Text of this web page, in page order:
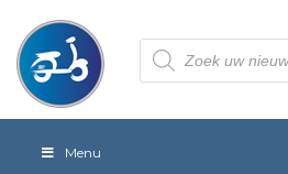
Producten
zoeken
Menu